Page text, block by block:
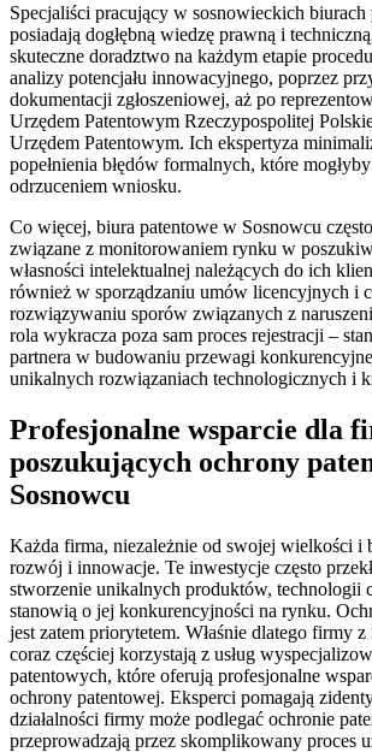
Specjaliści pracujący w sosnowieckich biurach
posiadają dogłębną wiedzę prawną i
skuteczne doradztwo na każdym etapie
analizy potencjału innowacyjnego, poprzez
dokumentacji zgłoszeniowej, aż po
Urzędem Patentowym Rzeczypospolitej
Urzędem Patentowym. Ich ekspertyza
popełnienia błędów formalnych, które
odrzuceniem wniosku.
Co więcej, biura patentowe w Sosnowcu
związane z monitorowaniem rynku w
własności intelektualnej należących do ich
również w sporządzaniu umów licencyjnych i
rozwiązywaniu sporów związanych z
rola wykracza poza sam proces rejestracji –
partnera w budowaniu przewagi
unikalnych rozwiązaniach technologicznych i
Profesjonalne wsparcie dla
poszukujących ochrony
Sosnowcu
Każda firma, niezależnie od swojej wielkości i
rozwój i innowacje. Te inwestycje często
stworzenie unikalnych produktów, technologii
stanowią o jej konkurencyjności na rynku.
jest zatem priorytetem. Właśnie dlatego firmy
coraz częściej korzystają z usług
patentowych, które oferują profesjonalne
ochrony patentowej. Eksperci pomagają
działalności firmy może podlegać ochronie
przeprowadzają przez skomplikowany proces